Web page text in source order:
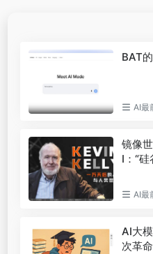
BAT
AI最
镜像
I：“
AI最
AI大
次革命